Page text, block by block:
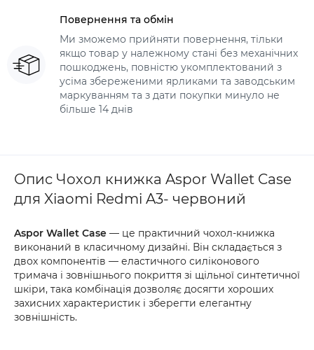
Повернення та обмін
Ми зможемо прийняти повернення, тільки
якщо товар у належному стані без механічних
пошкоджень, повністю укомплектований з
усіма збереженими ярликами та заводським
маркуванням та з дати покупки минуло не
більше 14 днів
Опис Чохол книжка Aspor Wallet Case
для Xiaomi Redmi A3- червоний
Aspor Wallet Case — це практичний чохол-книжка
виконаний в класичному дизайні. Він складається з
двох компонентів — еластичного силіконового
тримача і зовнішнього покриття зі щільної синтетичної
шкіри, така комбінація дозволяє досягти хороших
захисних характеристик і зберегти елегантну
зовнішність.